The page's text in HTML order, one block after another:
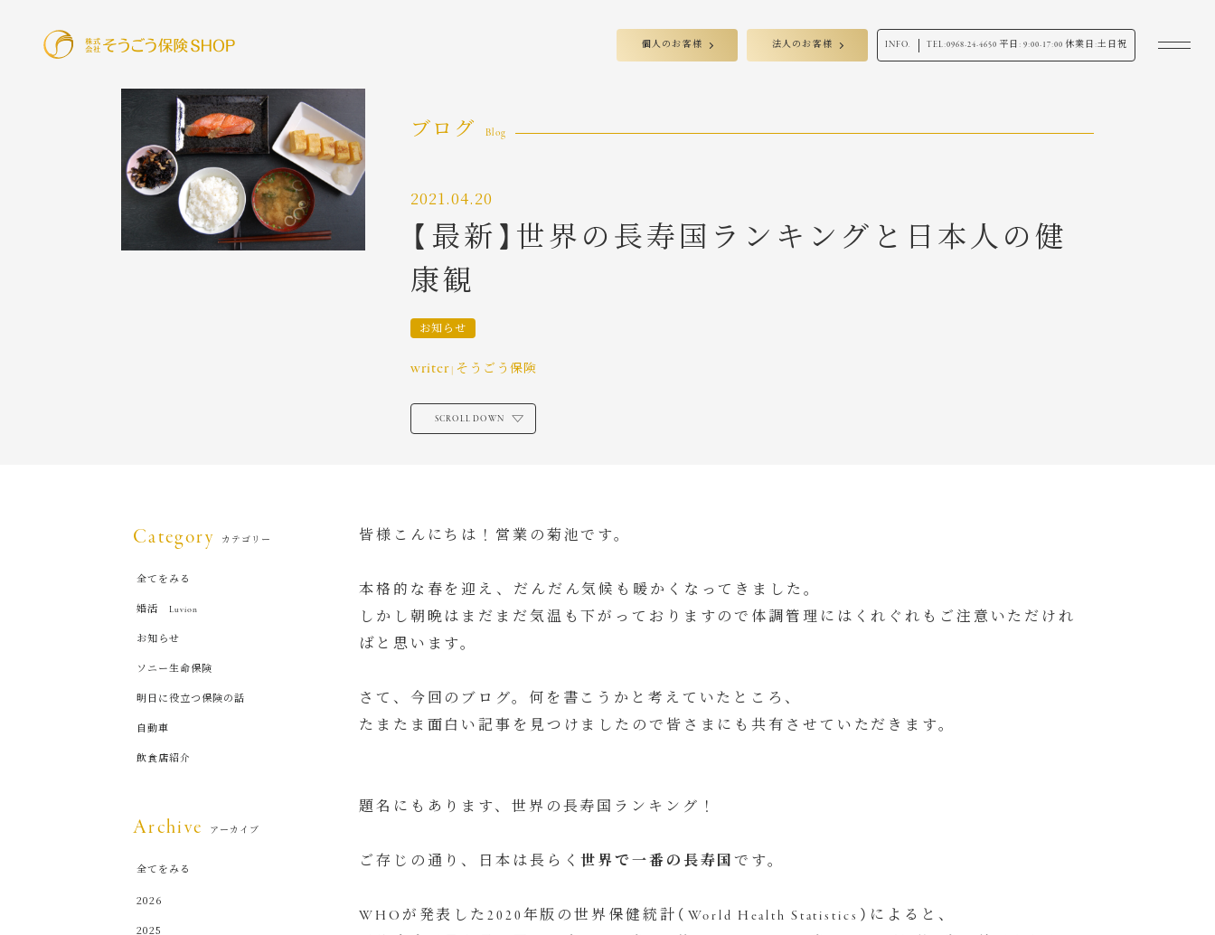
個人のお客様 法人のお客様 INFO. TEL:0968-24-4650 平日: 9:00-17:00 休業日:土日祝
ブログ Blog
2021.04.20
【最新】世界の長寿国ランキングと日本人の健
康観
お知らせ
writer そうごう保険
SCROLL DOWN
皆様こんにちは！営業の菊池です。
本格的な春を迎え、だんだん気候も暖かくなってきました。
しかし朝晩はまだまだ気温も下がっておりますので体調管理にはくれぐれもご注意いただけれ
ばと思います。
さて、今回のブログ。何を書こうかと考えていたところ、
たまたま面白い記事を見つけましたので皆さまにも共有させていただきます。
題名にもあります、世界の長寿国ランキング！
ご存じの通り、日本は長らく世界で一番の長寿国です。
WHOが発表した2020年版の世界保健統計（World Health Statistics）によると、
Category カテゴリー
全てをみる
婚活 Luvion
お知らせ
ソニー生命保険
明日に役立つ保険の話
自動車
飲食店紹介
Archive アーカイブ
全てをみる
2026
2025